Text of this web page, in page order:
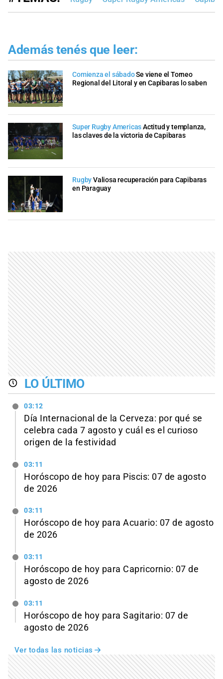
Además tenés que leer:
Comienza el sábadoSe viene el Torneo
Regional del Litoral y en Capibaras lo saben
Super Rugby AmericasActitud y templanza,
las claves de la victoria de Capibaras
RugbyValiosa recuperación para Capibaras
en Paraguay
LO ÚLTIMO
03:12
Día Internacional de la Cerveza: por qué se
celebra cada 7 agosto y cuál es el curioso
origen de la festividad
03:11
Horóscopo de hoy para Piscis: 07 de agosto
de 2026
03:11
Horóscopo de hoy para Acuario: 07 de agosto
de 2026
03:11
Horóscopo de hoy para Capricornio: 07 de
agosto de 2026
03:11
Horóscopo de hoy para Sagitario: 07 de
agosto de 2026
Ver todas las noticias